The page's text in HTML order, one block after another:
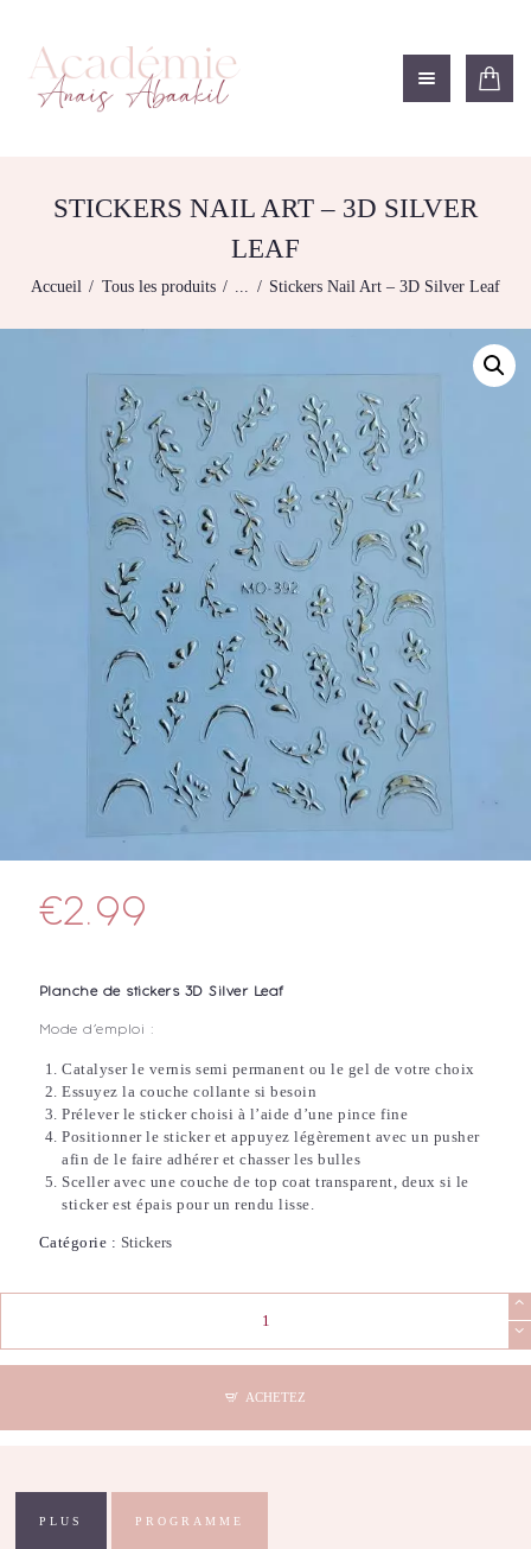
STICKERS NAIL ART – 3D SILVER
LEAF
Accueil Tous les produits ... Stickers Nail Art – 3D Silver Leaf
ACADÉMIE ANAÏS ABAAKIL
Formation et shop Indigo
NOS FORMATIONS
FORMATIONS
BOUTIQUE
CONTACTEZ-NOUS
MODÈLE
€2.99
Planche de stickers 3D Silver Leaf
Mode d’emploi :
Catalyser le vernis semi permanent ou le gel de votre choix
Essuyez la couche collante si besoin
Prélever le sticker choisi à l’aide d’une pince fine
Positionner le sticker et appuyez légèrement avec un pusher
afin de le faire adhérer et chasser les bulles
Sceller avec une couche de top coat transparent, deux si le
sticker est épais pour un rendu lisse.
Catégorie : Stickers
Stickers
ACHETEZ
PLUS PROGRAMME